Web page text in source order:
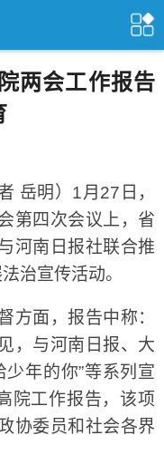
两会工作报告
明）1月27日，
第四次会议上，省
河南日报社联合推
治宣传活动。
面，报告中称：
，与河南日报、大
少年的你”等系列宣
院工作报告，该项
协委员和社会各界